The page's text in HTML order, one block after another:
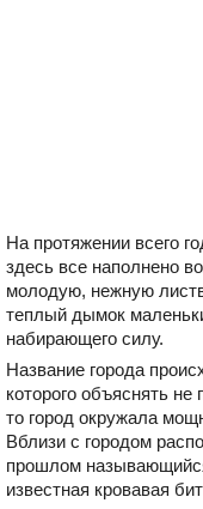
На протяжении всего
здесь все наполнено
молодую, нежную
теплый дымок
набирающего силу.
Название города
которого объяснять не
то город окружала
Вблизи с городом
прошлом
известная кровавая